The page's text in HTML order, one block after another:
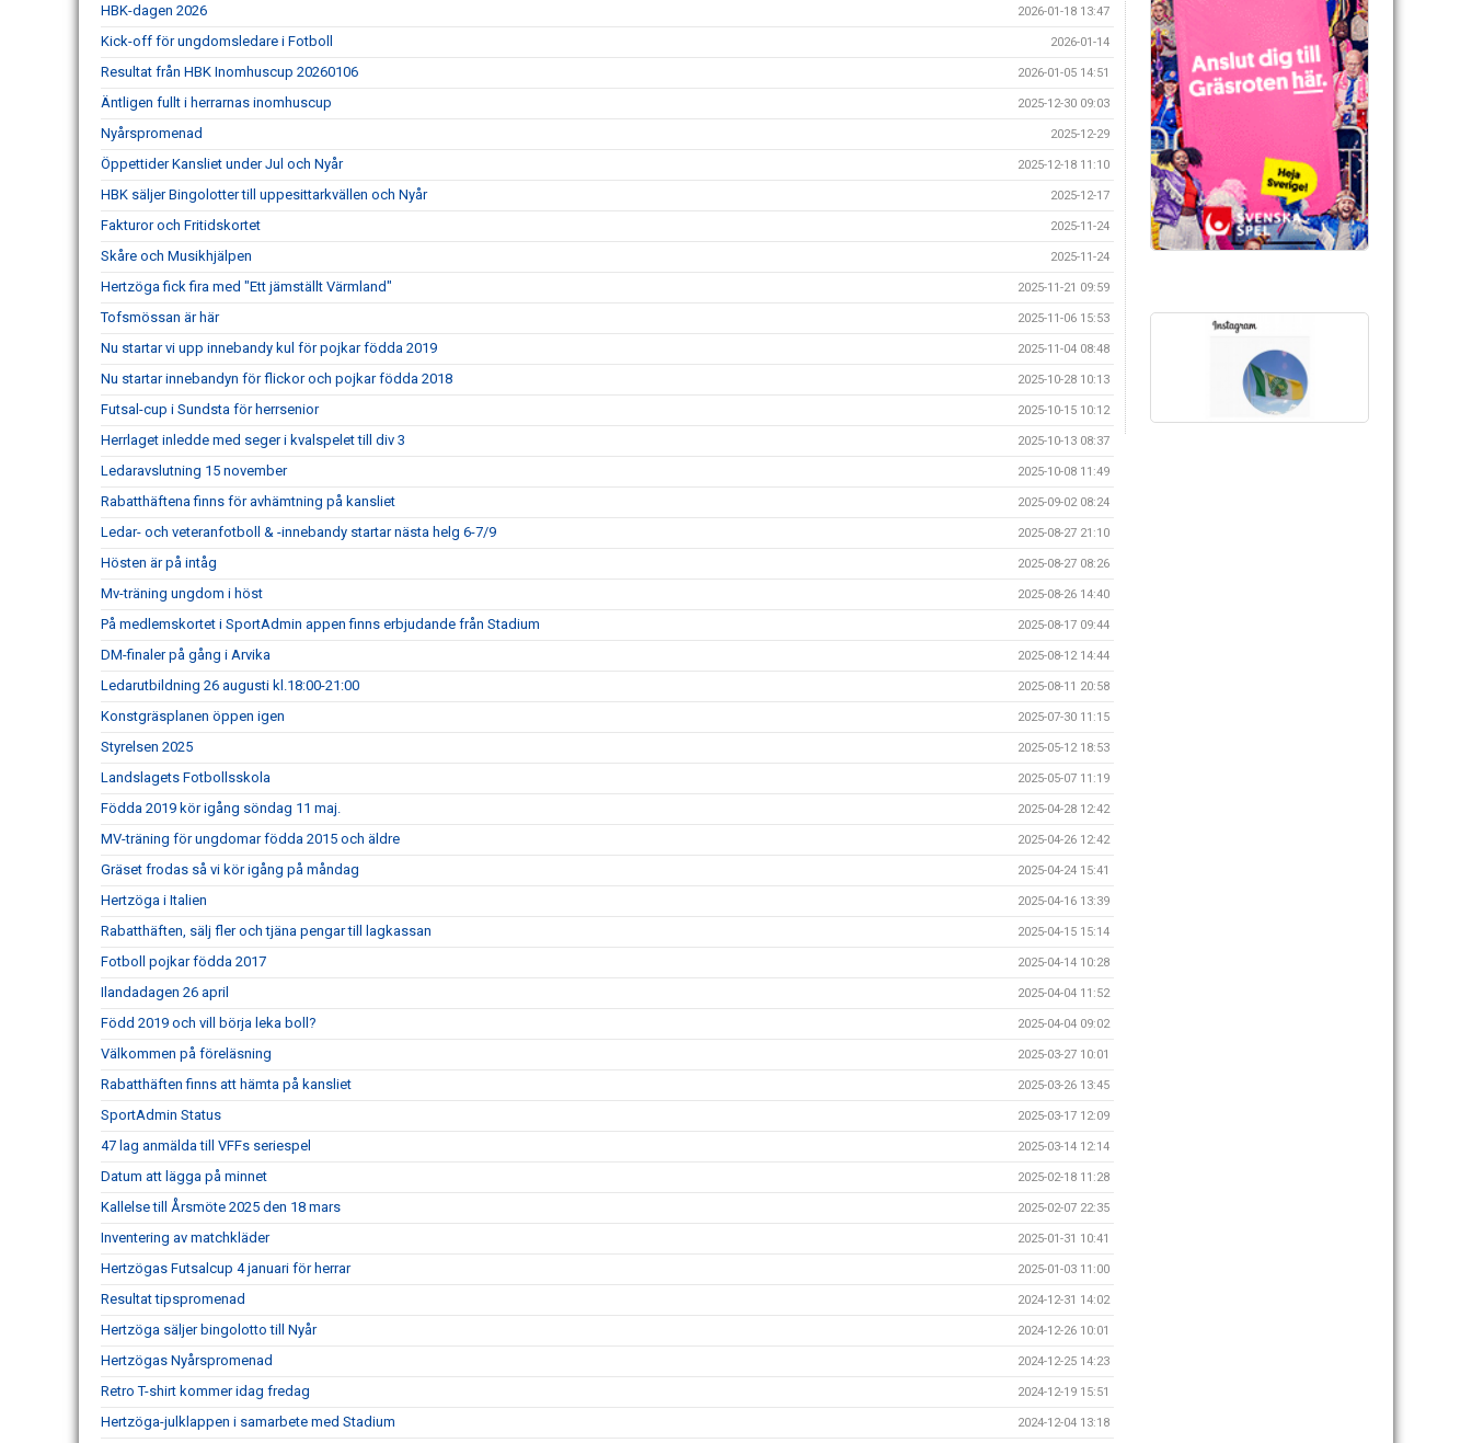
HBK-dagen 2026 2026-01-18 13:47
Kick-off för ungdomsledare i Fotboll 2026-01-14
Resultat från HBK Inomhuscup 20260106 2026-01-05 14:51
Äntligen fullt i herrarnas inomhuscup 2025-12-30 09:03
Nyårspromenad 2025-12-29
Öppettider Kansliet under Jul och Nyår 2025-12-18 11:10
HBK säljer Bingolotter till uppesittarkvällen och Nyår 2025-12-17
Fakturor och Fritidskortet 2025-11-24
Skåre och Musikhjälpen 2025-11-24
Hertzöga fick fira med "Ett jämställt Värmland" 2025-11-21 09:59
Tofsmössan är här 2025-11-06 15:53
Nu startar vi upp innebandy kul för pojkar födda 2019 2025-11-04 08:48
Nu startar innebandyn för flickor och pojkar födda 2018 2025-10-28 10:13
Futsal-cup i Sundsta för herrsenior 2025-10-15 10:12
Herrlaget inledde med seger i kvalspelet till div 3 2025-10-13 08:37
Ledaravslutning 15 november 2025-10-08 11:49
Rabatthäftena finns för avhämtning på kansliet 2025-09-02 08:24
Ledar- och veteranfotboll & -innebandy startar nästa helg 6-7/9 2025-08-27 21:10
Hösten är på intåg 2025-08-27 08:26
Mv-träning ungdom i höst 2025-08-26 14:40
På medlemskortet i SportAdmin appen finns erbjudande från Stadium 2025-08-17 09:44
DM-finaler på gång i Arvika 2025-08-12 14:44
Ledarutbildning 26 augusti kl.18:00-21:00 2025-08-11 20:58
Konstgräsplanen öppen igen 2025-07-30 11:15
Styrelsen 2025 2025-05-12 18:53
Landslagets Fotbollsskola 2025-05-07 11:19
Födda 2019 kör igång söndag 11 maj. 2025-04-28 12:42
MV-träning för ungdomar födda 2015 och äldre 2025-04-26 12:42
Gräset frodas så vi kör igång på måndag 2025-04-24 15:41
Hertzöga i Italien 2025-04-16 13:39
Rabatthäften, sälj fler och tjäna pengar till lagkassan 2025-04-15 15:14
Fotboll pojkar födda 2017 2025-04-14 10:28
Ilandadagen 26 april 2025-04-04 11:52
Född 2019 och vill börja leka boll? 2025-04-04 09:02
Välkommen på föreläsning 2025-03-27 10:01
Rabatthäften finns att hämta på kansliet 2025-03-26 13:45
SportAdmin Status 2025-03-17 12:09
47 lag anmälda till VFFs seriespel 2025-03-14 12:14
Datum att lägga på minnet 2025-02-18 11:28
Kallelse till Årsmöte 2025 den 18 mars 2025-02-07 22:35
Inventering av matchkläder 2025-01-31 10:41
Hertzögas Futsalcup 4 januari för herrar 2025-01-03 11:00
Resultat tipspromenad 2024-12-31 14:02
Hertzöga säljer bingolotto till Nyår 2024-12-26 10:01
Hertzögas Nyårspromenad 2024-12-25 14:23
Retro T-shirt kommer idag fredag 2024-12-19 15:51
Hertzöga-julklappen i samarbete med Stadium 2024-12-04 13:18